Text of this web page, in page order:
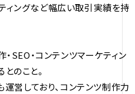
ィングなど幅広い取引実績を持
SEO・コンテンツマーケティン
のこと。
運営しており、コンテンツ制作力